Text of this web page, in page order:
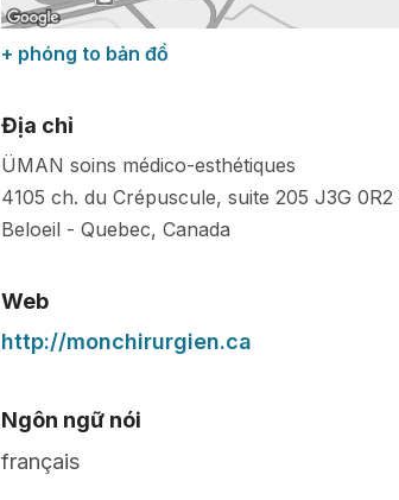
+ phóng to bản đồ
Địa chỉ
ÜMAN soins médico-esthétiques
4105 ch. du Crépuscule, suite 205 J3G 0R2
Beloeil - Quebec, Canada
Web
http://monchirurgien.ca
Ngôn ngữ nói
français